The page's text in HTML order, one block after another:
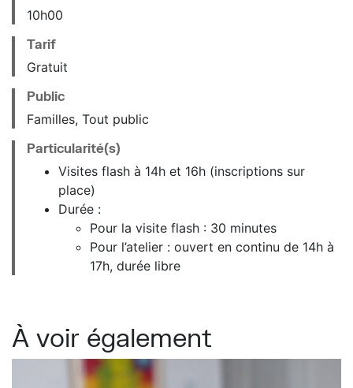
10h00
Tarif
Gratuit
Public
Familles, Tout public
Particularité(s)
Visites flash à 14h et 16h (inscriptions sur
place)
Durée :
Pour la visite flash : 30 minutes
Pour l’atelier : ouvert en continu de 14h à
17h, durée libre
À voir également